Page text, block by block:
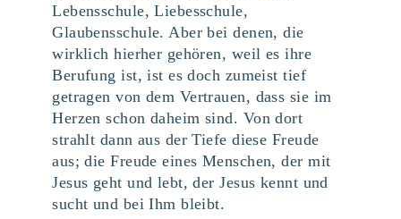
Lebensschule, Liebesschule,
Glaubensschule. Aber bei denen, die
wirklich hierher gehören, weil es ihre
Berufung ist, ist es doch zumeist tief
getragen von dem Vertrauen, dass sie im
Herzen schon daheim sind. Von dort
strahlt dann aus der Tiefe diese Freude
aus; die Freude eines Menschen, der mit
Jesus geht und lebt, der Jesus kennt und
sucht und bei Ihm bleibt.